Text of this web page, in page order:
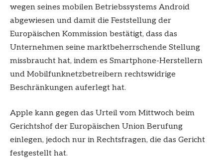
wegen seines mobilen Betriebssystems Android
abgewiesen und damit die Feststellung der
Europäischen Kommission bestätigt, dass das
Unternehmen seine marktbeherrschende Stellung
missbraucht hat, indem es Smartphone-Herstellern
und Mobilfunknetzbetreibern rechtswidrige
Beschränkungen auferlegt hat.
Apple kann gegen das Urteil vom Mittwoch beim
Gerichtshof der Europäischen Union Berufung
einlegen, jedoch nur in Rechtsfragen, die das Gericht
festgestellt hat.